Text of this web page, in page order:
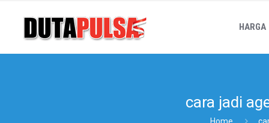
HARGA
cara jadi